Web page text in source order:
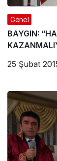
Genel
BAYGIN:
25 Şubat